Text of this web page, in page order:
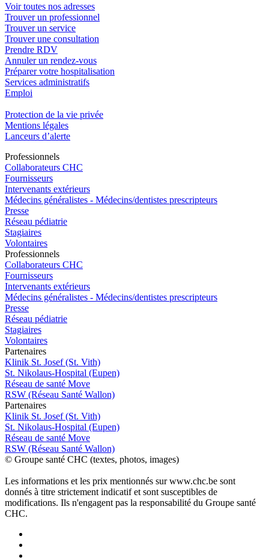
Voir toutes nos adresses
Trouver un professionnel
Trouver un service
Trouver une consultation
Prendre RDV
Annuler un rendez-vous
Préparer votre hospitalisation
Services administratifs
Emploi​
Protection de la vie privée
Mentions légales
Lanceurs d’alerte
Professionnels
Collaborateurs CHC
Fournisseurs
Intervenants extérieurs
Médecins généralistes - Médecins/dentistes prescripteurs
Presse
Réseau pédiatrie
Stagiaires
Volontaires
Professionnels
Collaborateurs CHC
Fournisseurs
Intervenants extérieurs
Médecins généralistes - Médecins/dentistes prescripteurs
Presse
Réseau pédiatrie
Stagiaires
Volontaires
Partenaires
Klinik St. Josef (St. Vith)
St. Nikolaus-Hospital (Eupen)
Réseau de santé Move
RSW (Réseau Santé Wallon)
Partenaires
Klinik St. Josef (St. Vith)
St. Nikolaus-Hospital (Eupen)
Réseau de santé Move
RSW (Réseau Santé Wallon)
© Groupe santé CHC (textes, photos, images)
Les informations et les prix mentionnés sur www.chc.be sont
donnés à titre strictement indicatif et sont susceptibles de
modifications. Ils n'engagent pas la responsabilité du Groupe santé
CHC.